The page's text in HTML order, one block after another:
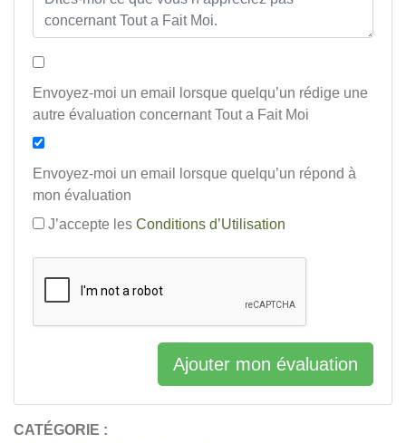
CATÉGORIE :
Envoyez-moi un email lorsque quelqu’un rédige une
autre évaluation concernant Tout a Fait Moi
Envoyez-moi un email lorsque quelqu’un répond à
mon évaluation
J’accepte les Conditions d’Utilisation
Ajouter mon évaluation